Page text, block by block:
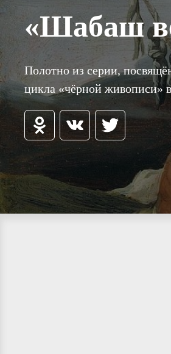
«Шабаш
Полотно из серии,
цикла «чёрной живописи»